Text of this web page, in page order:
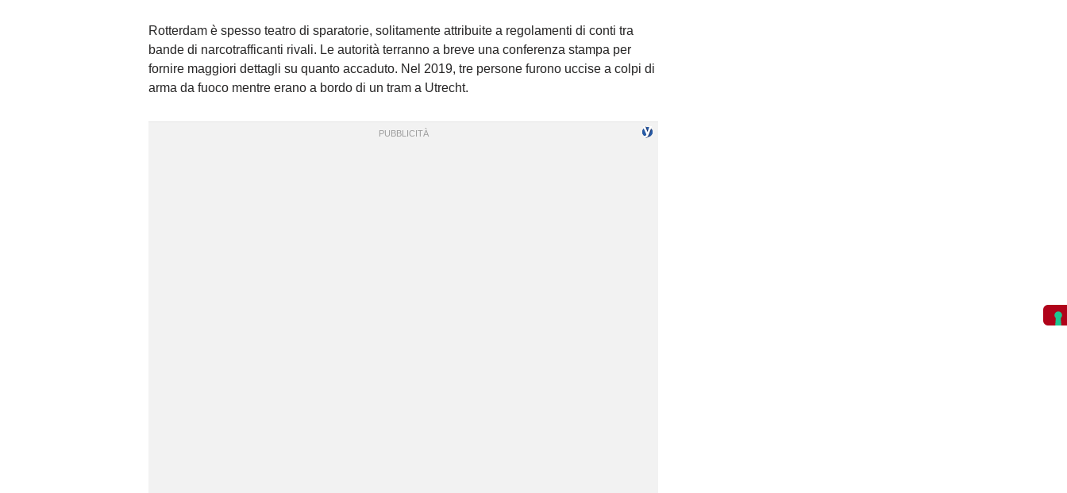
Rotterdam è spesso teatro di sparatorie, solitamente attribuite a regolamenti di conti tra
bande di narcotrafficanti rivali. Le autorità terranno a breve una conferenza stampa per
fornire maggiori dettagli su quanto accaduto. Nel 2019, tre persone furono uccise a colpi di
arma da fuoco mentre erano a bordo di un tram a Utrecht.